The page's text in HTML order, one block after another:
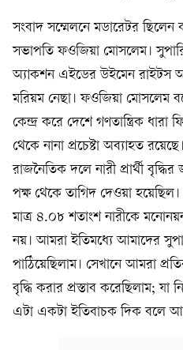
সংবাদ সম্মেলনে মডারেটর ছিলেন
সভাপতি ফওজিয়া মোসলেম।
অ্যাকশন এইডের উইমেন রাইটস
মরিয়ম নেছা। ফওজিয়া মোসলেম
কেন্দ্র করে দেশে গণতান্ত্রিক
থেকে নানা প্রচেষ্টা অব্যাহত
রাজনৈতিক দলে নারী প্রার্থী
পক্ষ থেকে তাগিদ দেওয়া হয়েছিল।
মাত্র ৪.০৮ শতাংশ নারীকে
নয়। আমরা ইতিমধ্যে আমাদের
পাঠিয়েছিলাম। সেখানে আমরা
বৃদ্ধি করার প্রস্তাব করেছিলাম; যা
এটা একটা ইতিবাচক দিক বলে